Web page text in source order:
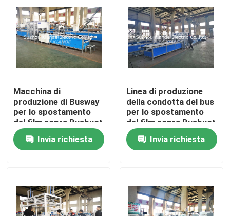
Giro della fabbrica
Controllo di qualità
Notizie
Richieda una citazione
Macchina utensile della sbarra collettrice
Macchina di
produzione di Busway
per lo spostamento
del film sopra Busbuct
a partire da polvere
Invia richiesta
Linea di produzione
della condotta del bus
per lo spostamento
del film sopra Busbuct
a partire da polvere
Invia richiesta